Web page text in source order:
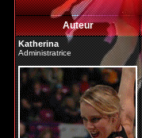
Auteur
Katherina
Administratrice